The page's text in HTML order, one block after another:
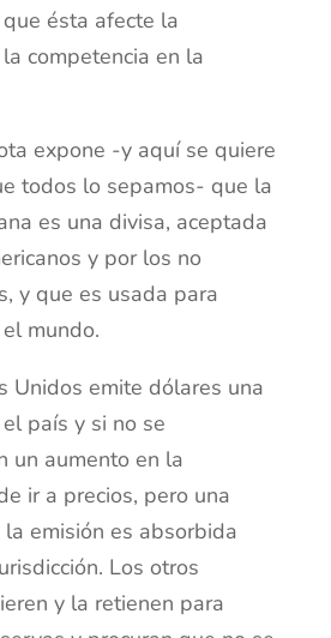
ésta afecte la
competencia en la
expone -y aquí se quiere
todos lo sepamos- que la
es una divisa, aceptada
y por los no
y que es usada para
mundo.
Unidos emite dólares una
país y si no se
un aumento en la
ir a precios, pero una
emisión es absorbida
Los otros
y la retienen para